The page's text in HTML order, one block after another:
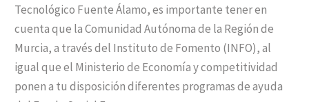
Tecnológico Fuente Álamo, es importante tener en
cuenta que la Comunidad Autónoma de la Región de
Murcia, a través del Instituto de Fomento (INFO), al
igual que el Ministerio de Economía y competitividad
ponen a tu disposición diferentes programas de ayuda